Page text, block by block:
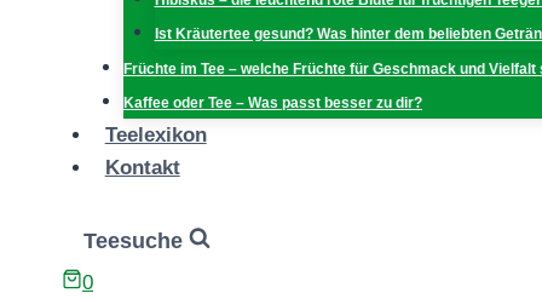
Ist Kräutertee gesund? Was hinter dem beliebten
Früchte im Tee – welche Früchte für Geschmack und Vielfalt
Kaffee oder Tee – Was passt besser zu dir?
Teelexikon
Kontakt
Teesuche
0